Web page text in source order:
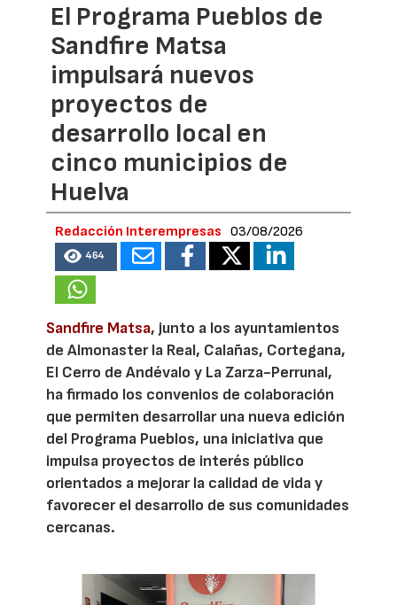
El Programa Pueblos de
Sandfire Matsa
impulsará nuevos
proyectos de
desarrollo local en
cinco municipios de
Huelva
Redacción Interempresas 03/08/2026
464
Sandfire Matsa, junto a los ayuntamientos
de Almonaster la Real, Calañas, Cortegana,
El Cerro de Andévalo y La Zarza-Perrunal,
ha firmado los convenios de colaboración
que permiten desarrollar una nueva edición
del Programa Pueblos, una iniciativa que
impulsa proyectos de interés público
orientados a mejorar la calidad de vida y
favorecer el desarrollo de sus comunidades
cercanas.